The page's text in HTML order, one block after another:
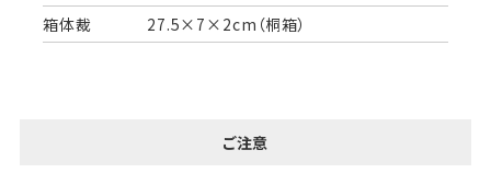
箱体裁
27.5×7×2cm（桐箱）
ご注意